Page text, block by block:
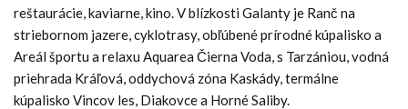
reštaurácie, kaviarne, kino. V blízkosti Galanty je Ranč na
striebornom jazere, cyklotrasy, obľúbené prírodné kúpalisko a
Areál športu a relaxu Aquarea Čierna Voda, s Tarzániou, vodná
priehrada Kráľová, oddychová zóna Kaskády, termálne
kúpalisko Vincov les, Diakovce a Horné Saliby.